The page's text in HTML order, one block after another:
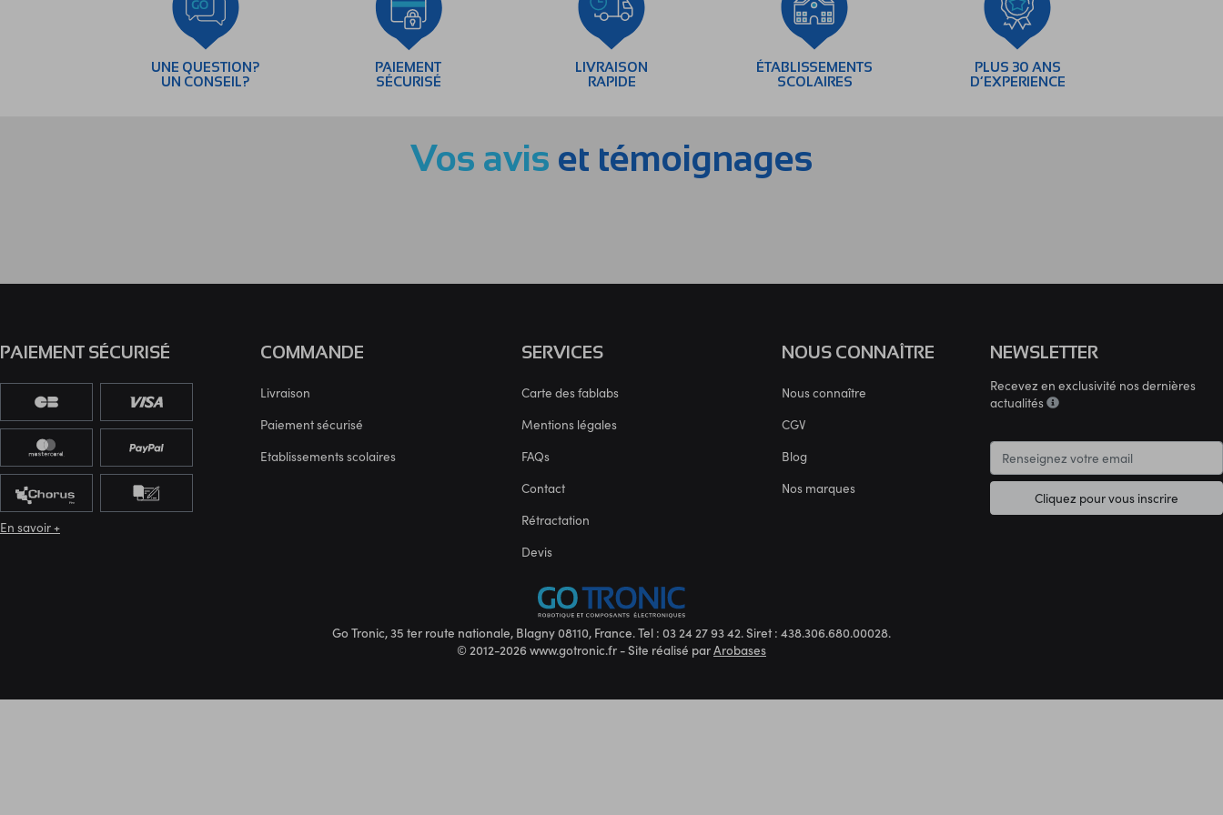
UNE QUESTION?
UN CONSEIL?
PAIEMENT
SÉCURISÉ
LIVRAISON
RAPIDE
ÉTABLISSEMENTS
SCOLAIRES
PLUS 30 ANS
D’EXPERIENCE
Vos avis et témoignages
COMMANDE
Livraison
Paiement sécurisé
Etablissements scolaires
SERVICES
Carte des fablabs
Mentions légales
FAQs
Contact
Rétractation
Devis
NOUS CONNAÎTRE
Nous connaître
CGV
Blog
Nos marques
NEWSLETTER
Recevez en exclusivité nos dernières
actualités
Cliquez pour vous inscrire
PAIEMENT SÉCURISÉ
En savoir +
Go Tronic, 35 ter route nationale, Blagny 08110, France. Tel : 03 24 27 93 42. Siret : 438.306.680.00028.
© 2012-2026 www.gotronic.fr - Site réalisé parArobases